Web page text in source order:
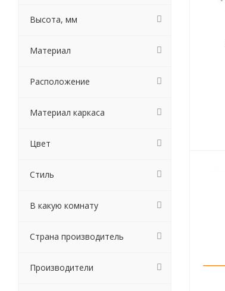
Высота, мм
Материал
Расположение
Материал каркаса
Цвет
Стиль
В какую комнату
Страна производитель
Производители